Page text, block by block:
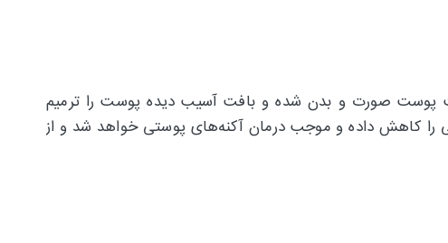
پوست صورت و بدن شده و بافت آسیب دیده پوست را ترمیم
را کاهش داده و موجب درمان آکنه‌های پوستی خواهد شد و از